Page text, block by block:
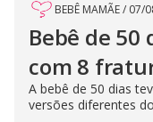
BEBÊ MAMÃE/ 07/
Bebê de 50
com 8
A bebê de 50 dias
versões diferentes